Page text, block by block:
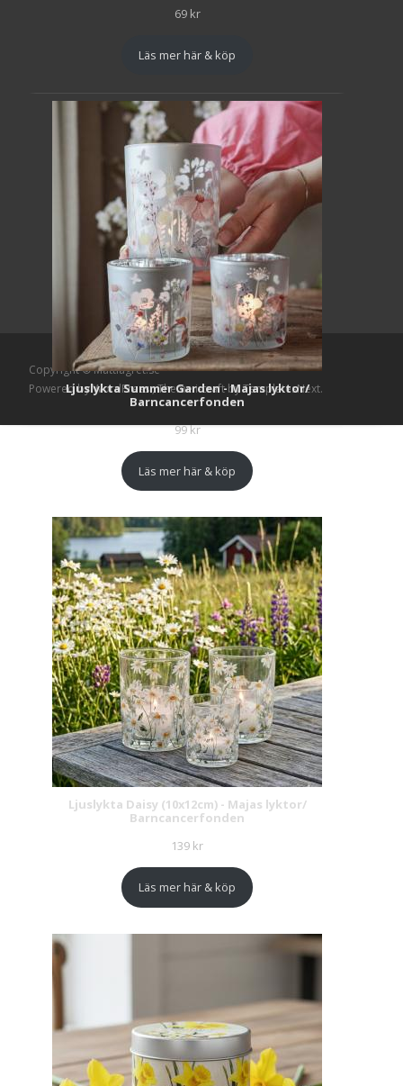
69 kr
Läs mer här & köp
Ljuslykta Summer Garden - Majas lyktor/
Barncancerfonden
99kr
Läs mer här & köp
Ljuslykta Daisy (10x12cm) - Majas lyktor/
Barncancerfonden
139 kr
Läs mer här & köp
Copyright © Mattlagret.se
Powered by WordPress, Themei-craftby TemplatesNext.